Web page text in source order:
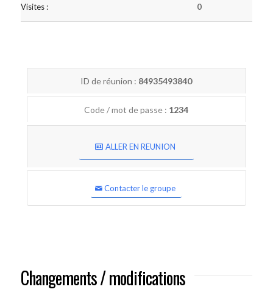
Visites : 0
ID de réunion : 84935493840
Code / mot de passe : 1234
ALLER EN REUNION
Contacter le groupe
Changements / modifications